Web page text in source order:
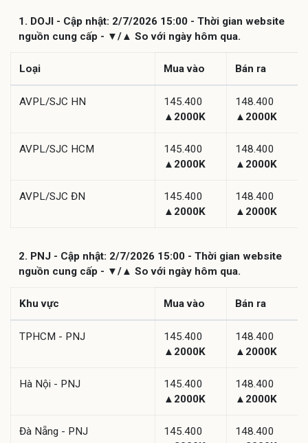
1. DOJI - Cập nhật: 2/7/2026 15:00 - Thời gian website
nguồn cung cấp - ▼/▲ So với ngày hôm qua.
Loại Mua vào Bán ra
AVPL/SJC HN
145.400
▲2000K
148.400
▲2000K
AVPL/SJC HCM
145.400
▲2000K
148.400
▲2000K
AVPL/SJC ĐN
145.400
▲2000K
148.400
▲2000K
2. PNJ - Cập nhật: 2/7/2026 15:00 - Thời gian website
nguồn cung cấp - ▼/▲ So với ngày hôm qua.
Khu vực Mua vào Bán ra
TPHCM - PNJ
145.400
▲2000K
148.400
▲2000K
Hà Nội - PNJ
145.400
▲2000K
148.400
▲2000K
Đà Nẵng - PNJ
145.400
148.400